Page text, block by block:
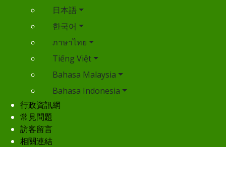
日本語
한국어
ภาษาไทย
Tiếng Việt
Bahasa Malaysia
Bahasa Indonesia
行政資訊網
常見問題
訪客留言
相關連結